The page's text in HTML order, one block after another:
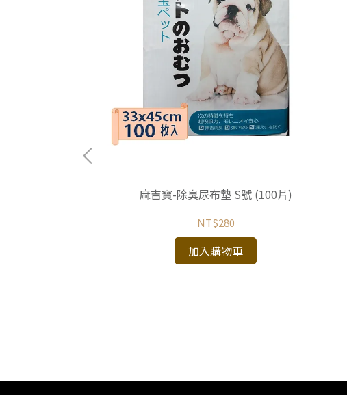
麻吉寶-除臭尿布墊 S號 (100片)
NT$280
加入購物車